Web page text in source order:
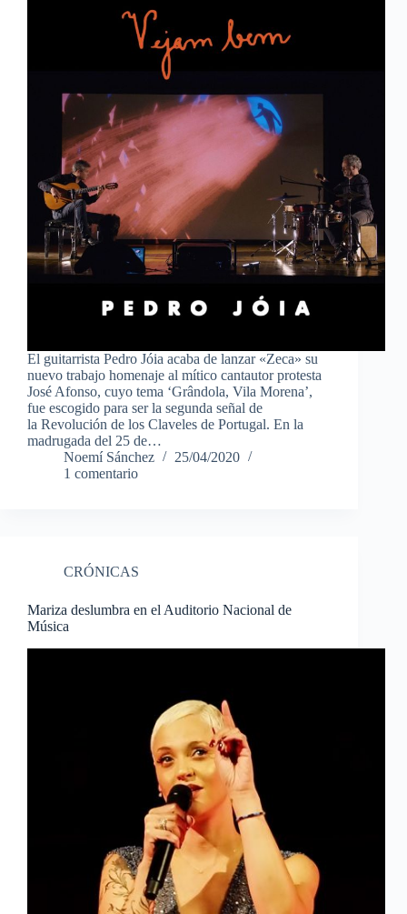
El guitarrista Pedro Jóia acaba de lanzar «Zeca» su
nuevo trabajo homenaje al mítico cantautor protesta
José Afonso, cuyo tema ‘Grândola, Vila Morena’,
fue escogido para ser la segunda señal de
la Revolución de los Claveles de Portugal. En la
madrugada del 25 de…
Noemí Sánchez
25/04/2020
1 comentario
CRÓNICAS
Mariza deslumbra en el Auditorio Nacional de
Música